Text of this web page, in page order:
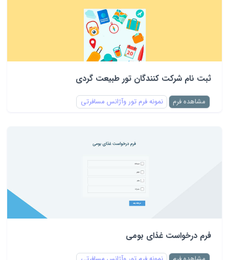
ثبت نام شرکت کنندگان تور طبیعت گردی
مشاهده فرم نمونه فرم تور وآژانس مسافرتی
فرم درخواست غذای بومی